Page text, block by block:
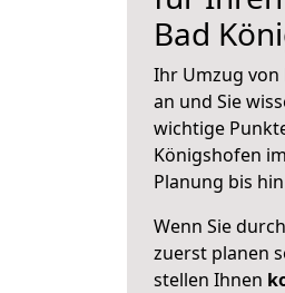
Bad
Ihr Umzug von
an und Sie
wichtige
Königshofen
Planung bis
Wenn Sie
zuerst planen
stellen Ihnen